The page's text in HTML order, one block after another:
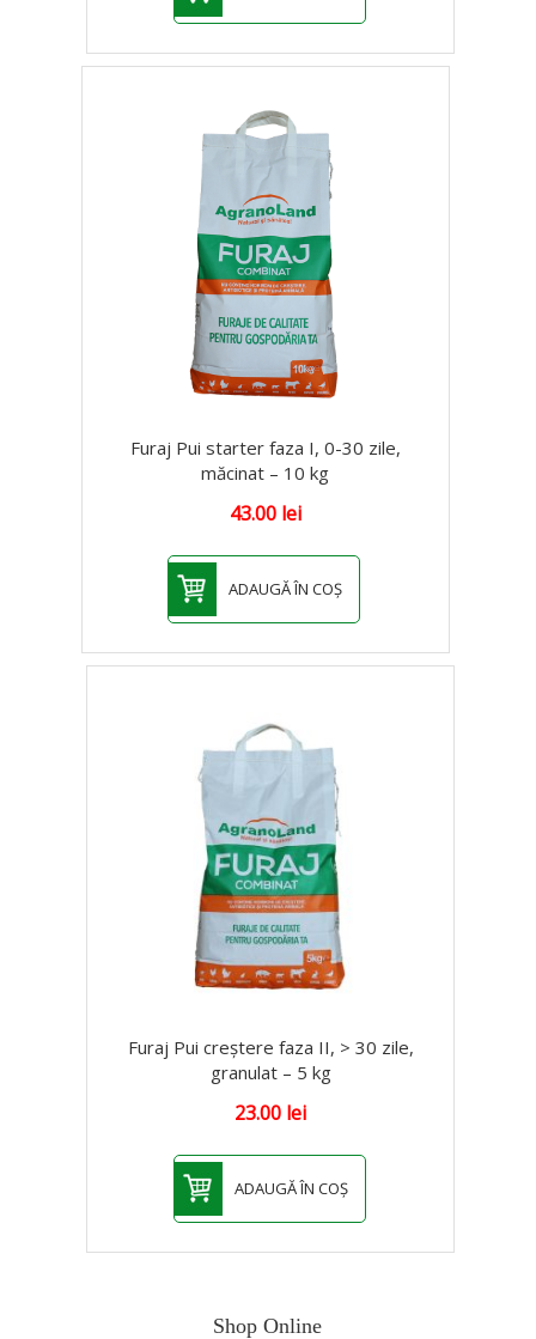
Furaj Pui starter faza I, 0-30 zile,
măcinat – 10 kg
43.00 lei
ADAUGĂ ÎN COȘ
Furaj Pui creștere faza II, > 30 zile,
granulat – 5 kg
23.00 lei
ADAUGĂ ÎN COȘ
Shop Online